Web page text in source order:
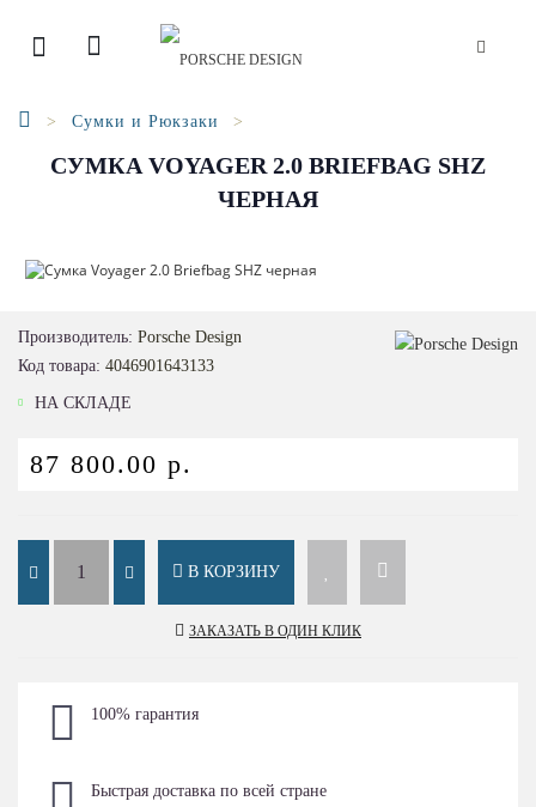
Сумки и Рюкзаки
СУМКА VOYAGER 2.0 BRIEFBAG SHZ
ЧЕРНАЯ
Производитель: Porsche Design
Код товара: 4046901643133
НА СКЛАДЕ
87 800.00 р.
В КОРЗИНУ
ЗАКАЗАТЬ В ОДИН КЛИК
100% гарантия
Быстрая доставка по всей стране